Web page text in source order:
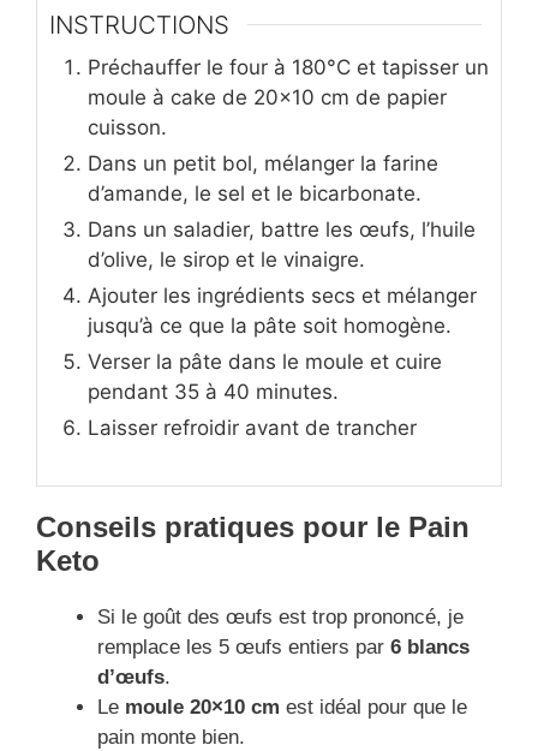
INSTRUCTIONS
Préchauffer le four à 180°C et tapisser un
moule à cake de 20×10 cm de papier
cuisson.
Dans un petit bol, mélanger la farine
d’amande, le sel et le bicarbonate.
Dans un saladier, battre les œufs, l’huile
d’olive, le sirop et le vinaigre.
Ajouter les ingrédients secs et mélanger
jusqu’à ce que la pâte soit homogène.
Verser la pâte dans le moule et cuire
pendant 35 à 40 minutes.
Laisser refroidir avant de trancher
Conseils pratiques pour le Pain
Keto
Si le goût des œufs est trop prononcé, je
remplace les 5 œufs entiers par 6 blancs
d’œufs.
Le moule 20×10 cm est idéal pour que le
pain monte bien.